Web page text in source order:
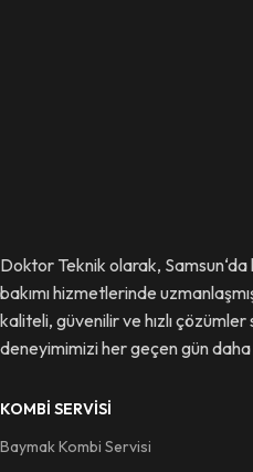
Doktor Teknik olarak,
bakımı hizmetlerinde
kaliteli, güvenilir ve hızlı
deneyimimizi her geçen gün daha
KOMBI SERVISI
Baymak Kombi Servisi